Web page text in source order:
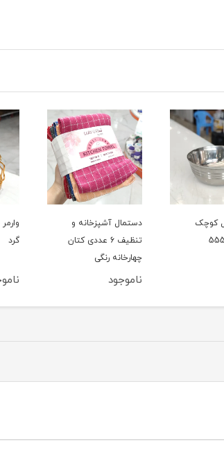
کوچک
دستمال آشپزخانه و
تنظیف 6 عددی کتان
چهارخانه رنگی
ناموجود
گرد